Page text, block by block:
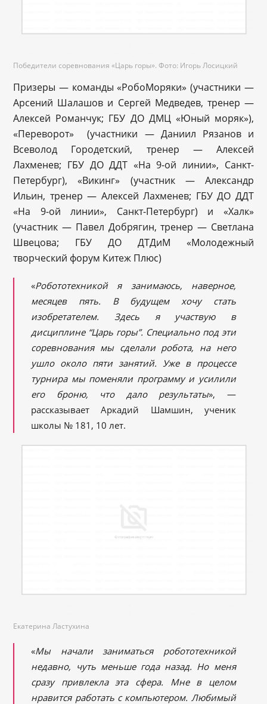
Победители соревнования «Царь горы». Фото: Игорь Лосицкий
Призеры — команды «РобоМоряки» (участники —
Арсений Шалашов и Сергей Медведев, тренер —
Алексей Романчук; ГБУ ДО ДМЦ «Юный моряк»),
«Переворот» (участники — Даниил Рязанов и
Всеволод Городетский, тренер — Алексей
Лахменев; ГБУ ДО ДДТ «На 9-ой линии», Санкт-
Петербург), «Викинг» (участник — Александр
Ильин, тренер — Алексей Лахменев; ГБУ ДО ДДТ
«На 9-ой линии», Санкт-Петербург) и «Халк»
(участник — Павел Добрягин, тренер — Светлана
Швецова; ГБУ ДО ДТДиМ «Молодежный
творческий форум Китеж Плюс)
«Робототехникой я занимаюсь, наверное,
месяцев пять. В будущем хочу стать
изобретателем. Здесь я участвую в
дисциплине “Царь горы”. Специально под эти
соревнования мы сделали робота, на него
ушло около пяти занятий. Уже в процессе
турнира мы поменяли программу и усилили
его броню, что дало результаты», —
рассказывает Аркадий Шамшин, ученик
школы № 181, 10 лет.
Екатерина Ластухина
«Мы начали заниматься робототехникой
недавно, чуть меньше года назад. Но меня
сразу привлекла эта сфера. Мне в целом
нравится работать с компьютером. Любимый